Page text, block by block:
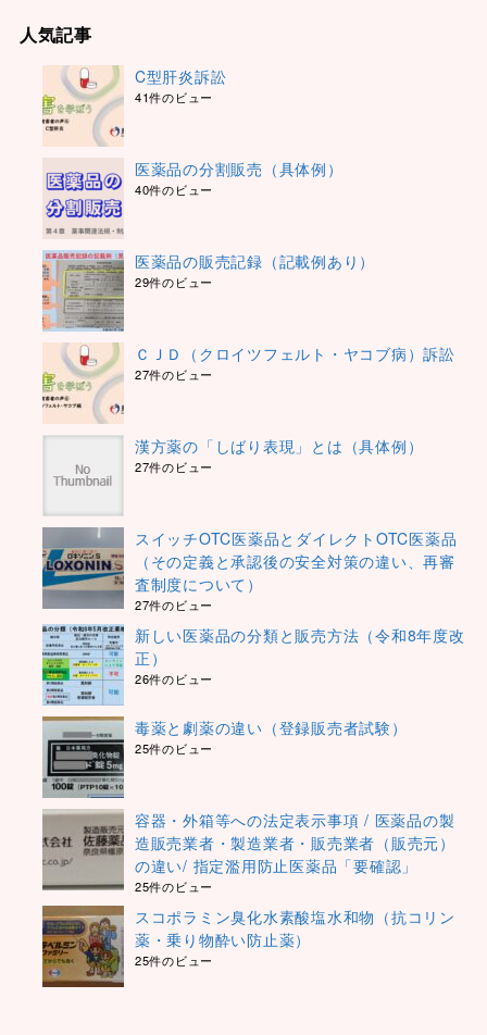
人気記事
C型肝炎訴訟
41件のビュー
医薬品の分割販売（具体例）
40件のビュー
医薬品の販売記録（記載例あり）
29件のビュー
ＣＪＤ（クロイツフェルト・ヤコブ病）訴訟
27件のビュー
漢方薬の「しばり表現」とは（具体例）
27件のビュー
スイッチOTC医薬品とダイレクトOTC医薬品
（その定義と承認後の安全対策の違い、再審
査制度について）
27件のビュー
新しい医薬品の分類と販売方法（令和8年度改
正）
26件のビュー
毒薬と劇薬の違い（登録販売者試験）
25件のビュー
容器・外箱等への法定表示事項 / 医薬品の製
造販売業者・製造業者・販売業者（販売元）
の違い/ 指定濫用防止医薬品「要確認」
25件のビュー
スコポラミン臭化水素酸塩水和物（抗コリン
薬・乗り物酔い防止薬）
25件のビュー